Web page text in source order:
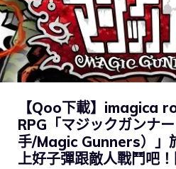
【Qoo下載】imagica
RPG「マジックガンナ
手/Magic Gunners）
上好子彈跟敵人戰鬥吧！